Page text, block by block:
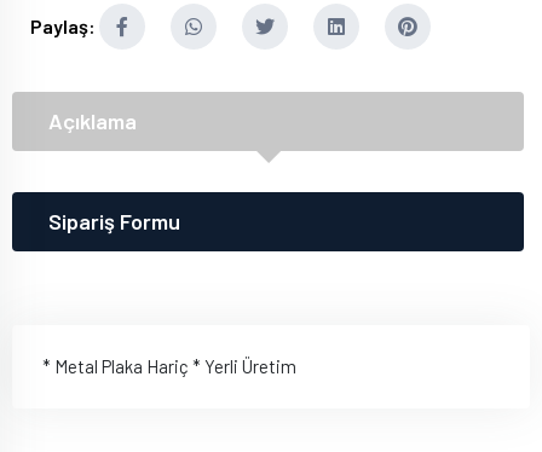
Paylaş:
Açıklama
Sipariş Formu
* Metal Plaka Hariç * Yerli Üretim